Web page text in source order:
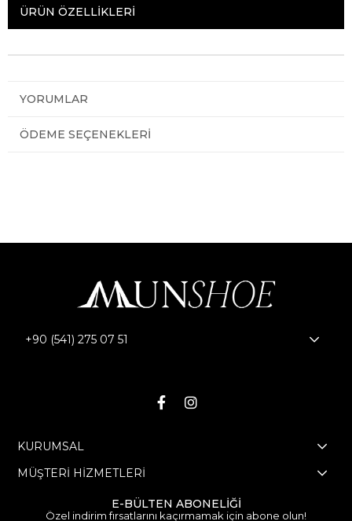
ÜRÜN ÖZELLIKLERI
YORUMLAR
ÖDEME SEÇENEKLERI
+90 (541) 275 07 51
KURUMSAL
MÜŞTERİ HİZMETLERİ
E-BÜLTEN ABONELİĞİ
Özel indirim fırsatlarını kaçırmamak için abone olun!